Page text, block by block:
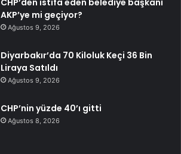
AKP’ye mi geçiyor?
Ağustos 9, 2026
Diyarbakır’da 70 Kiloluk Keçi 36 Bin
Liraya Satıldı
Ağustos 9, 2026
CHP’nin yüzde 40’ı gitti
Ağustos 8, 2026